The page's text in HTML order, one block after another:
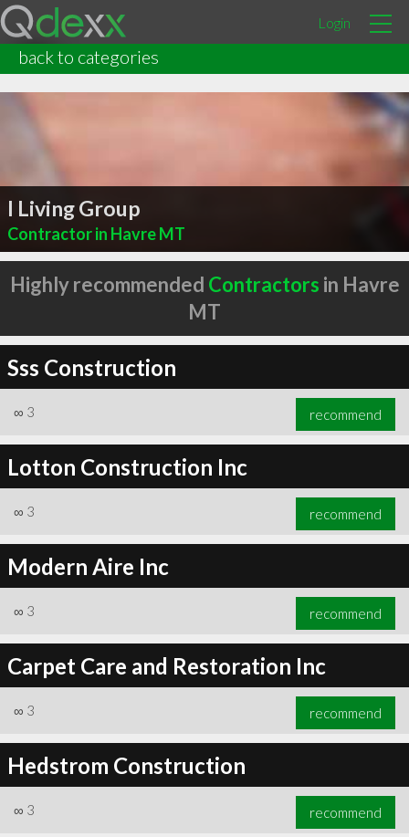
Login
back to categories
I Living Group
Contractor in Havre MT
Highly recommended Contractors in Havre
MT
Sss Construction
∞ 3 recommend
Lotton Construction Inc
∞ 3 recommend
Modern Aire Inc
∞ 3 recommend
Carpet Care and Restoration Inc
∞ 3 recommend
Hedstrom Construction
∞ 3 recommend